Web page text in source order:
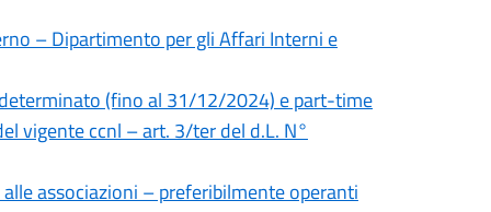
– Dipartimento per gli Affari Interni e
(fino al 31/12/2024) e part-time
vigente ccnl – art. 3/ter del d.L. N°
associazioni – preferibilmente operanti